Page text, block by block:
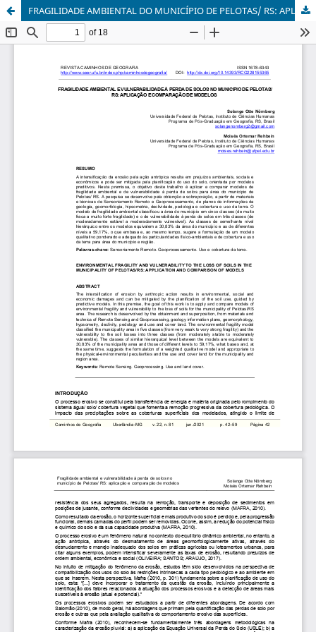
FRAGILIDADE AMBIENTAL DO MUNICÍPIO DE PELOTAS/ RS: APLICAÇÃO E COMPARAÇÃO DE DOIS MODELOS